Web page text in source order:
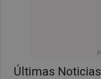
Últimas Noticias